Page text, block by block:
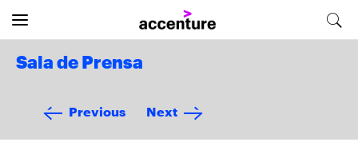
Sala de Prensa
Previous Next